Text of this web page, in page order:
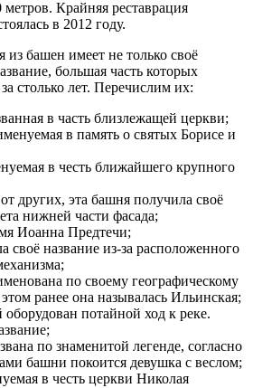
метров. Крайняя реставрация
в 2012 году.
из башен имеет не только своё
большая часть которых
столько лет. Перечислим их:
в часть близлежащей церкви;
в память о святых Борисе и
в честь ближайшего крупного
других, эта башня получила своё
нижней части фасада;
Иоанна Предтечи;
своё название из-за расположенного
по своему географическому
ранее она называлась Ильинская;
потайной ход к реке.
по знаменитой легенде, согласно
башни покоится девушка с веслом;
в честь церкви Николая